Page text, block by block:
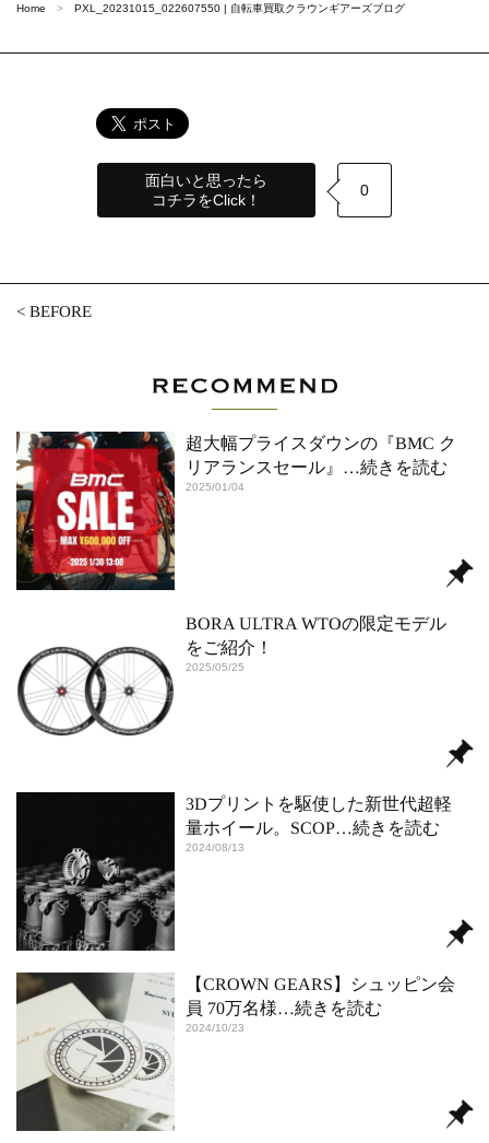
Home PXL_20231015_022607550 | 自転車買取クラウンギアーズブログ
面白いと思ったら
コチラをClick！
0
<BEFORE
超大幅プライスダウンの『BMC ク
リアランスセール』 …続きを読む
2025/01/04
BORA ULTRA WTOの限定モデル
をご紹介！
2025/05/25
3Dプリントを駆使した新世代超軽
量ホイール。SCOP…続きを読む
2024/08/13
【CROWN GEARS】シュッピン会
員 70万名様…続きを読む
2024/10/23